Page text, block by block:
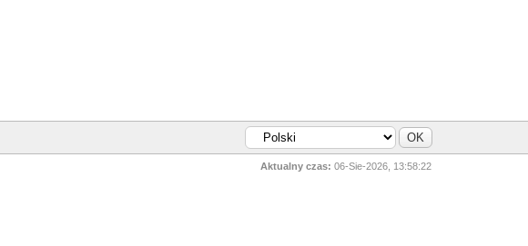
Aktualny czas: 06-Sie-2026, 13:58:22